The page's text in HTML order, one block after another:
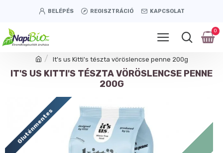
BELÉPÉS REGISZTRÁCIÓ KAPCSOLAT
0
It's us Kitti's tészta vöröslencse penne 200g
IT'S US KITTI'S TÉSZTA VÖRÖSLENCSE PENNE
200G
Gluténmentes